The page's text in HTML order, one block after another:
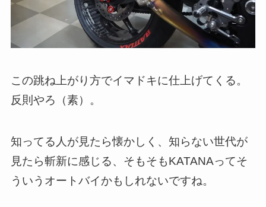
この跳ね上がり方でイマドキに仕上げてくる。
反則やろ（素）。
知ってる人が見たら懐かしく、知らない世代が
見たら斬新に感じる、そもそもKATANAってそ
ういうオートバイかもしれないですね。